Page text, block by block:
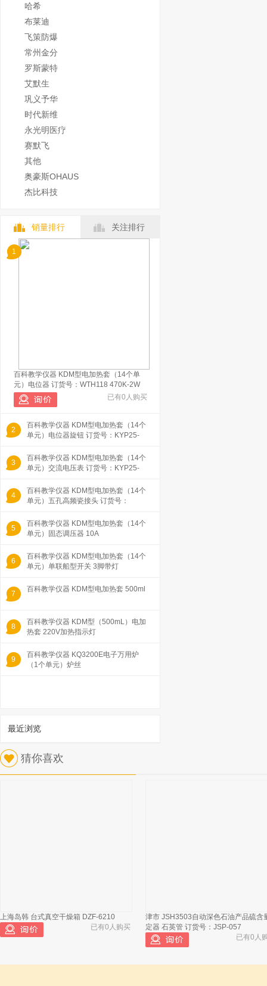
哈希
布莱迪
飞策防爆
常州金分
罗斯蒙特
艾默生
巩义予华
时代新维
永光明医疗
赛默飞
其他
奥豪斯OHAUS
杰比科技
销量排行 关注排行
1
百科教学仪器 KDM型电加热套（14个单
元）电位器 订货号：WTH118 470K-2W
已有0人购买
2
百科教学仪器 KDM型电加热套（14个
单元）电位器旋钮 订货号：KYP25-
3
百科教学仪器 KDM型电加热套（14个
单元）交流电压表 订货号：KYP25-
4
百科教学仪器 KDM型电加热套（14个
单元）五孔高频瓷接头 订货号：
5
百科教学仪器 KDM型电加热套（14个
单元）固态调压器 10A
6
百科教学仪器 KDM型电加热套（14个
单元）单联船型开关 3脚带灯
7
百科教学仪器 KDM型电加热套 500ml
8
百科教学仪器 KDM型（500mL）电加
热套 220V加热指示灯
9
百科教学仪器 KQ3200E电子万用炉
（1个单元）炉丝
2
百科教学仪器 KDM型电加热套 500ml
最近浏览
猜你喜欢
上海岛韩 台式真空干燥箱 DZF-6210
已有0人购买
津市 JSH3503自动深色石油产品硫含
定器 石英管 订货号：JSP-057
已有0人